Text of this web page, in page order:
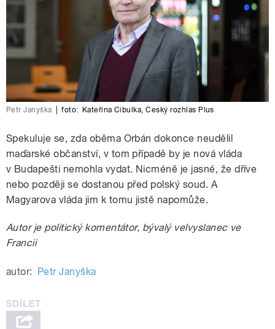
Petr Janyška foto: Kateřina Cibulka ,Český rozhlas Plus
Spekuluje se, zda oběma Orbán dokonce neudělil
maďarské občanství, v tom případě by je nová vláda
v Budapešti nemohla vydat. Nicméně je jasné, že dříve
nebo později se dostanou před polský soud. A
Magyarova vláda jim k tomu jistě napomůže.
Autor je politický komentátor, bývalý velvyslanec ve
Francii
autor: Petr Janyška